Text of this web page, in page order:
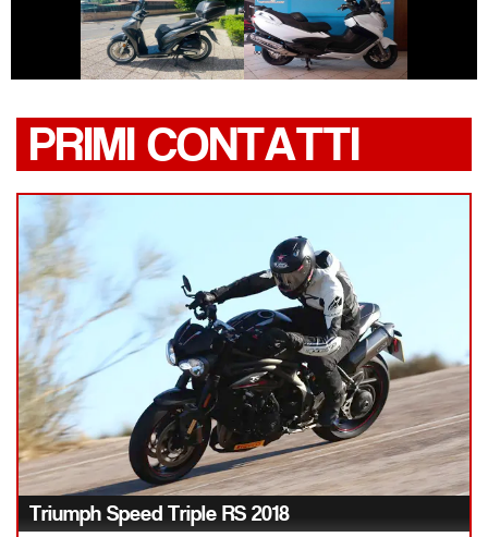
HONDA SH
SUZUKI
BURGMAN-650
PRIMI CONTATTI
Triumph Speed Triple RS 2018